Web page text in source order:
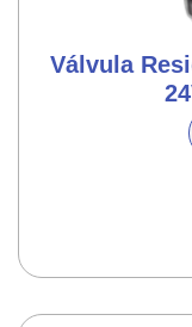
Válvula